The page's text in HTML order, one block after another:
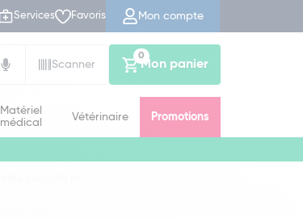
Services Favoris Mon compte
Scanner
Mon panier
0
Matériel
médical
Vétérinaire Promotions